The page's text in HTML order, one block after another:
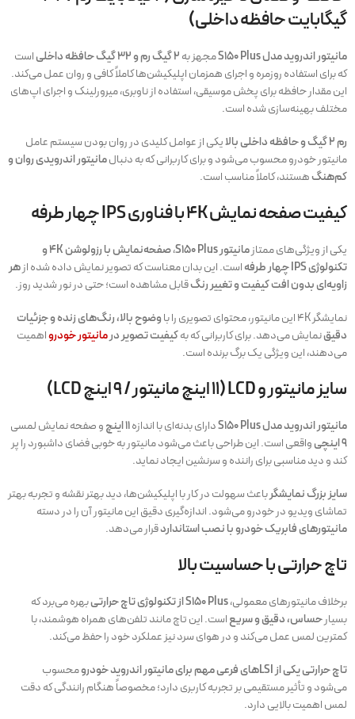
گیگابایت حافظه داخلی)
مانیتور اندروید مدل S150 Plus مجهز به۲ گیگ رم و ۳۲ گیگ حافظه داخلی
است
که برای استفاده روزمره و اجرای همزمان اپلیکیشن‌ها کاملاً کافی و روان عمل می‌کند.
این مقدار حافظه برای پخش موسیقی، استفاده از ناوبری، میرورلینک و اجرای اپ‌های
مختلف بهینه‌سازی شده است.
رم ۲ گیگ و حافظه داخلی بالا
یکی از عوامل کلیدی در روان بودن سیستم عامل
مانیتور خودرو محسوب می‌شود و برای کاربرانی که به دنبالمانیتور اندرویدی روان و
کم‌هنگهستند، کاملاً مناسب است.
کیفیت صفحه نمایش ۴K با فناوری IPS چهار طرفه
یکی از ویژگی‌های ممتازمانیتور S150 Plus ،
صفحه‌نمایش با رزولوشن ۴K و
تکنولوژی IPS چهار طرفه
است. این بدان معناست که تصویر نمایش داده شده ازهر
زاویه‌ای بدون افت کیفیت و تغییر رنگقابل مشاهده است؛ حتی در نور شدید روز.
نمایشگر ۴K این مانیتور، محتوای تصویری را با
وضوح بالا، رنگ‌های زنده و جزئیات
دقیقنمایش می‌دهد. برای کاربرانی که بهکیفیت تصویر درمانیتور خودرواهمیت
می‌دهند، این ویژگی یک برگ برنده است.
سایز مانیتور و LCD (۱۱ اینچ مانیتور / ۹ اینچ LCD)
مانیتور اندروید مدل S150 Plus دارای بدنه‌ای با اندازه۱۱ اینچ
و صفحه نمایش لمسی
۹ اینچی
واقعی است. این طراحی باعث می‌شود مانیتور به خوبی فضای داشبورد را پر
کند و دید مناسبی برای راننده و سرنشین ایجاد نماید.
سایز بزرگ نمایشگرباعث سهولت در کار با اپلیکیشن‌ها، دید بهتر نقشه و تجربه بهتر
تماشای ویدیو در خودرو می‌شود. اندازه‌گیری دقیق این مانیتور آن را در دسته
مانیتورهای فابریک خودرو با نصب استانداردقرار می‌دهد.
تاچ حرارتی با حساسیت بالا
برخلاف مانیتورهای معمولی،S150 Plus از تکنولوژی تاچ حرارتی
بهره می‌برد که
بسیارحساس، دقیق و سریعاست. این تاچ مانند تلفن‌های همراه هوشمند، با
کمترین لمس عمل می‌کند و در هوای سرد نیز عملکرد خود را حفظ می‌کند.
تاچ حرارتی یکی از LSIهای فرعی مهم برای مانیتور اندروید خودرو
محسوب
می‌شود و تأثیر مستقیمی بر تجربه کاربری دارد؛ مخصوصاً هنگام رانندگی که دقت
لمس اهمیت بالایی دارد.